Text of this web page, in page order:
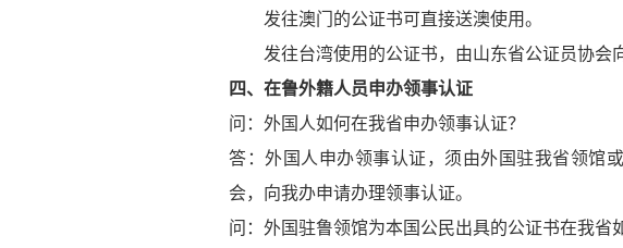
发往澳门的公证书可直接送澳使用。
发往台湾使用的公证书，由山东省公证员协会向
四、在鲁外籍人员申办领事认证
问：外国人如何在我省申办领事认证？
答：外国人申办领事认证，须由外国驻我省领馆
会，向我办申请办理领事认证。
问：外国驻鲁领馆为本国公民出具的公证书在我省